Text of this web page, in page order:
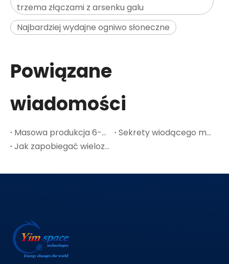
trzema złączami z arsenku galu
Najbardziej wydajne ogniwo słoneczne
Powiązane
wiadomości
Masowa produkcja 6-calowych płytek GaAs: punkt przegięcia kosztów w przypadku kosmicznej fotowoltaiki
Sekrety wiodącego materiału półprzewodnikowego GaAs-A
Jak zapobiegać wielozłączowym pęknięciom ogniw słonecznych w cienkich płytkach Ge